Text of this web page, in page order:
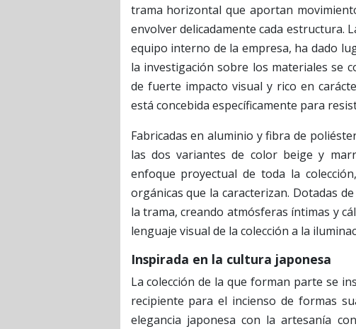
trama horizontal que aportan
envolver delicadamente cada estructura.
equipo interno de la empresa, ha dado
la investigación sobre los materiales se
de fuerte impacto visual y rico en
está concebida específicamente para
Fabricadas en aluminio y fibra de
las dos variantes de color beige y
enfoque proyectual de toda la
orgánicas que la caracterizan. Dotadas
la trama, creando atmósferas íntimas y
lenguaje visual de la colección a la
Inspirada en la cultura japonesa
La colección de la que forman parte se
recipiente para el incienso de formas
elegancia japonesa con la artesanía